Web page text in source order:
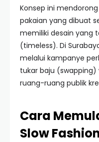
Konsep ini
pakaian yang dibuat
memiliki desain yang
(timeless). Di
melalui kampanye
tukar baju (swapping)
ruang-ruang publik
Cara
Slow